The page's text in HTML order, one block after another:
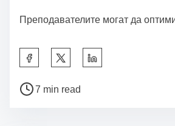
Преподавателите могат да
a
P
7 min read